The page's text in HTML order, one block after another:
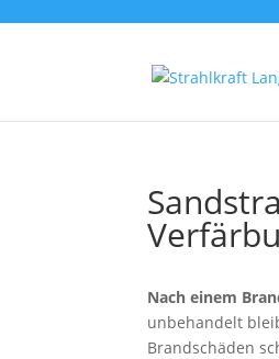
Nach einem
unbehandelt
Brandschäden